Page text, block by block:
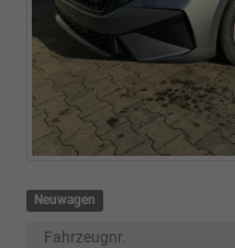
Neuwagen
Fahrzeugnr.